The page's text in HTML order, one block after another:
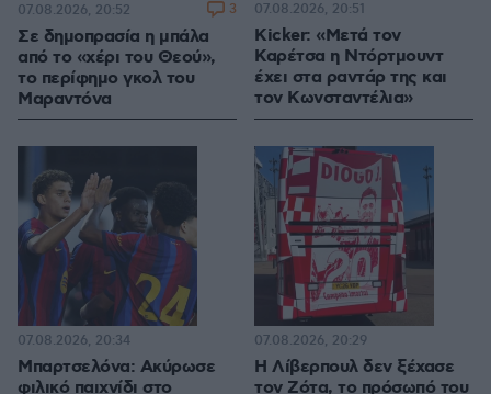
Σε δημοπρασία η μπάλα
από το «χέρι του Θεού»,
το περίφημο γκολ του
Μαραντόνα
07.08.2026, 20:52 3
Kicker: «Μετά τον
Καρέτσα η Ντόρτμουντ
έχει στα ραντάρ της και
τον Κωνσταντέλια»
07.08.2026, 20:51
Μπαρτσελόνα: Ακύρωσε
φιλικό παιχνίδι στο
07.08.2026, 20:34
Η Λίβερπουλ δεν ξέχασε
τον Ζότα, το πρόσωπό του
07.08.2026, 20:29